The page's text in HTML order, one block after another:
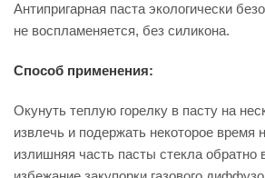
Антипригарная паста экологически
не воспламеняется, без силикона.
Способ применения:
Окунуть теплую горелку в пасту на
извлечь и подержать некоторое время
излишняя часть пасты стекла обратно